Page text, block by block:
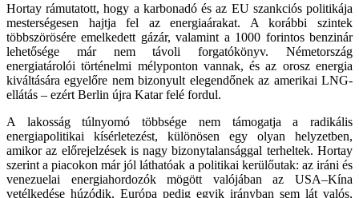
Hortay rámutatott, hogy a karbonadó és az EU szankciós politikája
mesterségesen hajtja fel az energiaárakat. A korábbi szintek
többszörösére emelkedett gázár, valamint a 1000 forintos benzinár
lehetősége már nem távoli forgatókönyv. Németország
energiatárolói történelmi mélyponton vannak, és az orosz energia
kiváltására egyelőre nem bizonyult elegendőnek az amerikai LNG-
ellátás – ezért Berlin újra Katar felé fordul.
A lakosság túlnyomó többsége nem támogatja a radikális
energiapolitikai kísérletezést, különösen egy olyan helyzetben,
amikor az előrejelzések is nagy bizonytalansággal terheltek. Hortay
szerint a piacokon már jól láthatóak a politikai kerülőutak: az iráni és
venezuelai energiahordozók mögött valójában az USA–Kína
vetélkedése húzódik, Európa pedig egyik irányban sem lát valós,